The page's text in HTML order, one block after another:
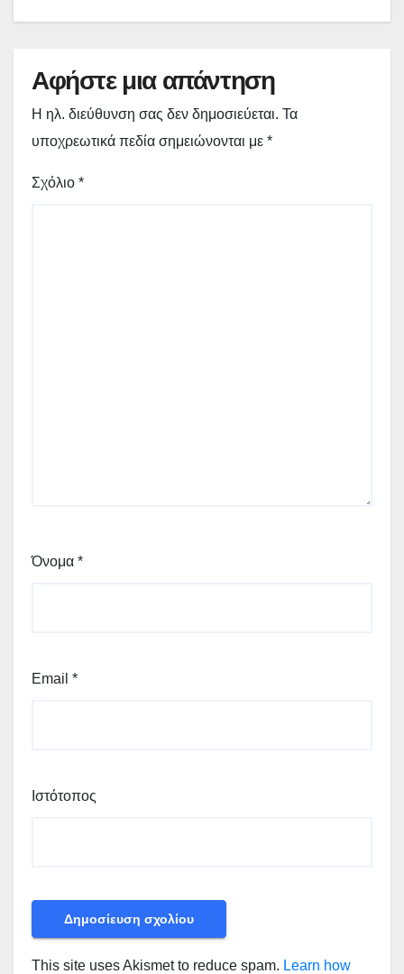
Αφήστε μια απάντηση
Η ηλ. διεύθυνση σας δεν δημοσιεύεται. Τα
υποχρεωτικά πεδία σημειώνονται με *
Σχόλιο *
Όνομα *
Email *
Ιστότοπος
This site uses Akismet to reduce spam. Learn how